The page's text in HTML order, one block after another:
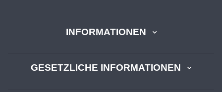
INFORMATIONEN
GESETZLICHE INFORMATIONEN